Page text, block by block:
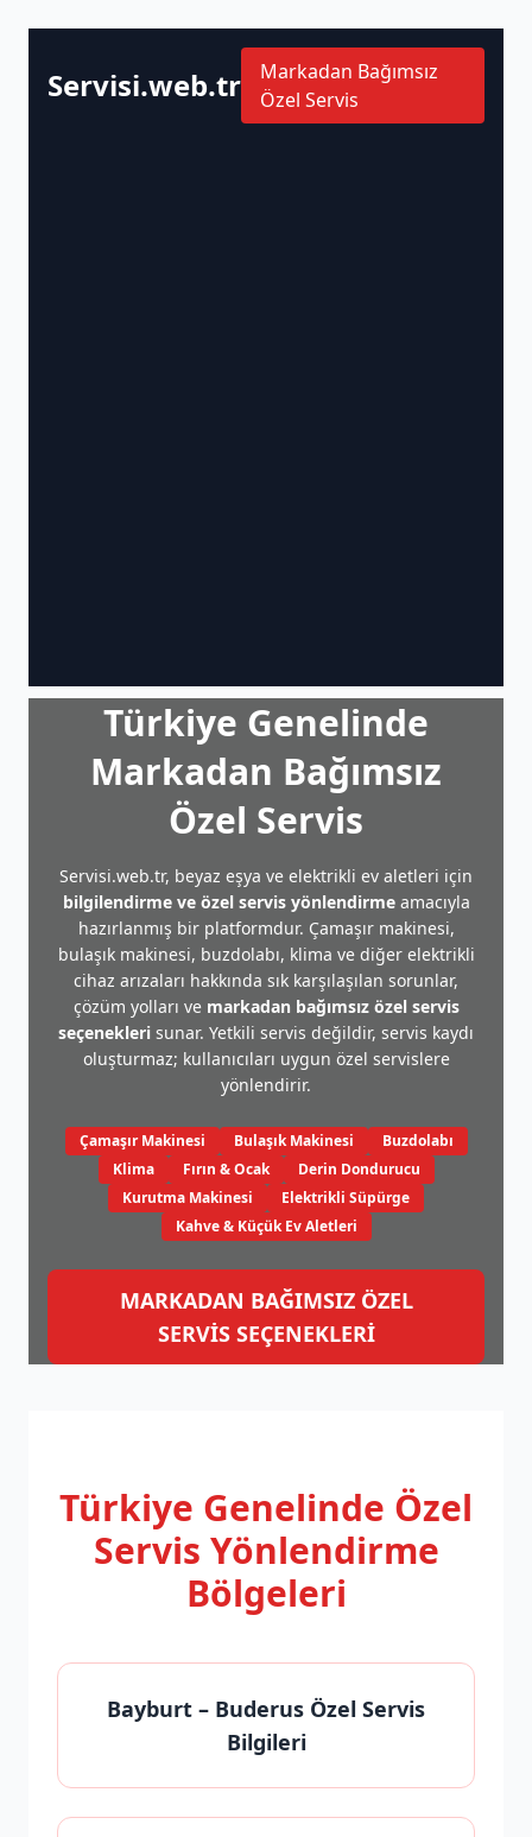
Servisi.web.tr
Markadan Bağımsız
Özel Servis
Türkiye Genelinde
Markadan Bağımsız
Özel Servis
Servisi.web.tr, beyaz eşya ve elektrikli ev aletleri için
bilgilendirme ve özel servis yönlendirmeamacıyla
hazırlanmış bir platformdur. Çamaşır makinesi,
bulaşık makinesi, buzdolabı, klima ve diğer elektrikli
cihaz arızaları hakkında sık karşılaşılan sorunlar,
çözüm yolları ve markadan bağımsız özel servis
seçenekleri sunar. Yetkili servis değildir, servis kaydı
oluşturmaz; kullanıcıları uygun özel servislere
yönlendirir.
Çamaşır Makinesi Bulaşık Makinesi
Buzdolabı
Klima
Fırın & Ocak
Derin Dondurucu
Kurutma Makinesi
Elektrikli Süpürge
Kahve & Küçük Ev Aletleri
MARKADAN BAĞIMSIZ ÖZEL
SERVİS SEÇENEKLERİ
Türkiye Genelinde Özel
Servis Yönlendirme
Bölgeleri
Bayburt – Buderus Özel Servis
Bilgileri